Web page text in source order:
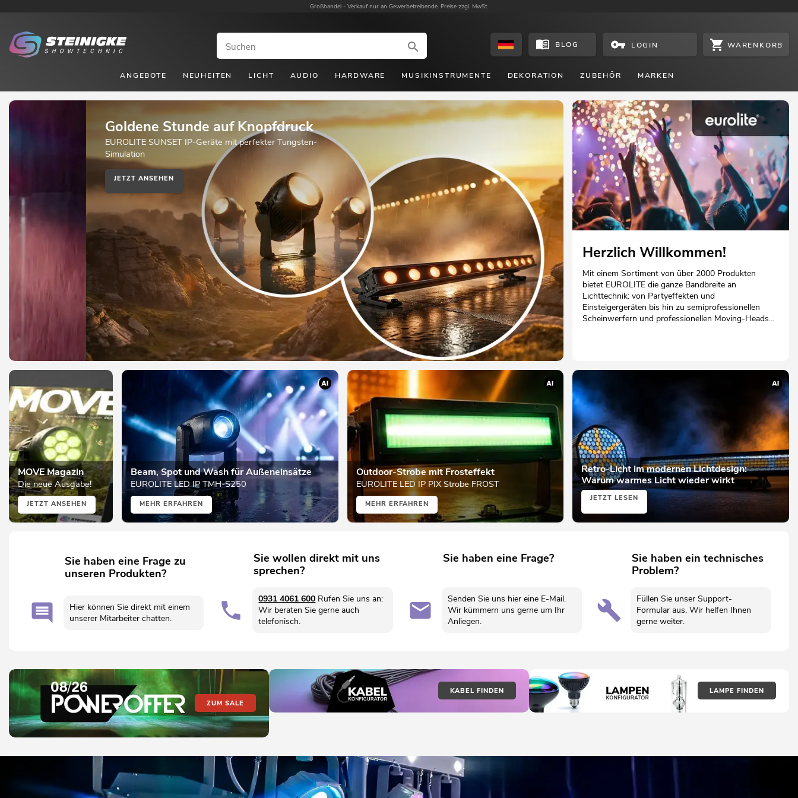
Großhandel - Verkauf nur an Gewerbetreibende. Preise zzgl. MwSt.
BLOG LOGIN WARENKORB
ANGEBOTE NEUHEITEN LICHT AUDIO HARDWARE MUSIKINSTRUMENTE DEKORATION ZUBEHÖR MARKEN
Goldene Stunde auf Knopfdruck
EUROLITE SUNSET IP-Geräte mit perfekter Tungsten-
Lichtshow im Handumdrehen
EUROLITE KLS AIR mit komfortabler
JETZT ANSEHEN
Herzlich Willkommen!
Mit einem Sortiment von über 2000 Produkten
bietet EUROLITE die ganze Bandbreite an
Lichttechnik: von Partyeffekten und
Einsteigergeräten bis hin zu semiprofessionellen
Scheinwerfern und professionellen Moving-Heads
MOVE Magazin
Die neue Ausgabe!
JETZT ANSEHEN
Beam, Spot und Wash für Außeneinsätze
EUROLITE LED IP TMH-S250
MEHR ERFAHREN
Outdoor-Strobe mit Frosteffekt
EUROLITE LED IP PIX Strobe FROST
MEHR ERFAHREN
Retro-Licht im modernen Lichtdesign:
Warum warmes Licht wieder wirkt
JETZT LESEN
Sie haben eine Frage zu
unseren Produkten?
Hier können Sie direkt mit einem
unserer Mitarbeiter chatten.
Sie wollen direkt mit uns
sprechen?
0931 4061 600 Rufen Sie uns an:
Wir beraten Sie gerne auch
telefonisch.
Sie haben eine Frage?
Senden Sie uns hier eine E-Mail.
Wir kümmern uns gerne um Ihr
Anliegen.
Sie haben ein technisches
Problem?
Füllen Sie unser Support-
Formular aus. Wir helfen Ihnen
gerne weiter.
ZUM SALE
KABEL FINDEN LAMPE FINDEN